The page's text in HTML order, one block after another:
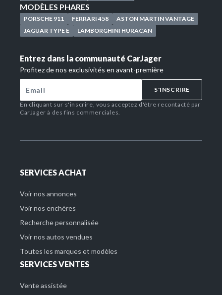
MODÈLES PHARES
PORSCHE 911 FERRARI 458
ASTON MARTIN VANTAGE
JAGUAR TYPE E
LAMBORGHINI HURACAN
Entrez dans la communauté CarJager
Profitez de nos exclusivités en avant-première
S'INSCRIRE
En cliquant sur s'inscrire, vous acceptez d'être recontacté par
CarJager à des fins commerciales.
SERVICES ACHAT
Voir nos annonces
Voir nos enchères
Recherche personnalisée
Voir nos autos vendues
Toutes les marques et modèles
SERVICES VENTES
Vente assistée